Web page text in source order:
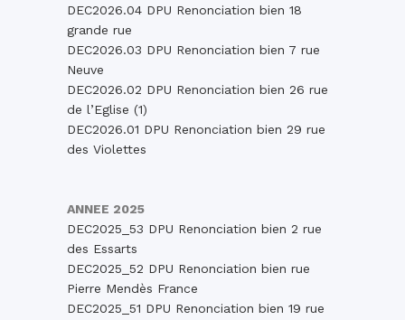
DEC2026.04 DPU Renonciation bien 18
grande rue
DEC2026.03 DPU Renonciation bien 7 rue
Neuve
DEC2026.02 DPU Renonciation bien 26 rue
de l’Eglise (1)
DEC2026.01 DPU Renonciation bien 29 rue
des Violettes
ANNEE 2025
DEC2025_53 DPU Renonciation bien 2 rue
des Essarts
DEC2025_52 DPU Renonciation bien rue
Pierre Mendès France
DEC2025_51 DPU Renonciation bien 19 rue